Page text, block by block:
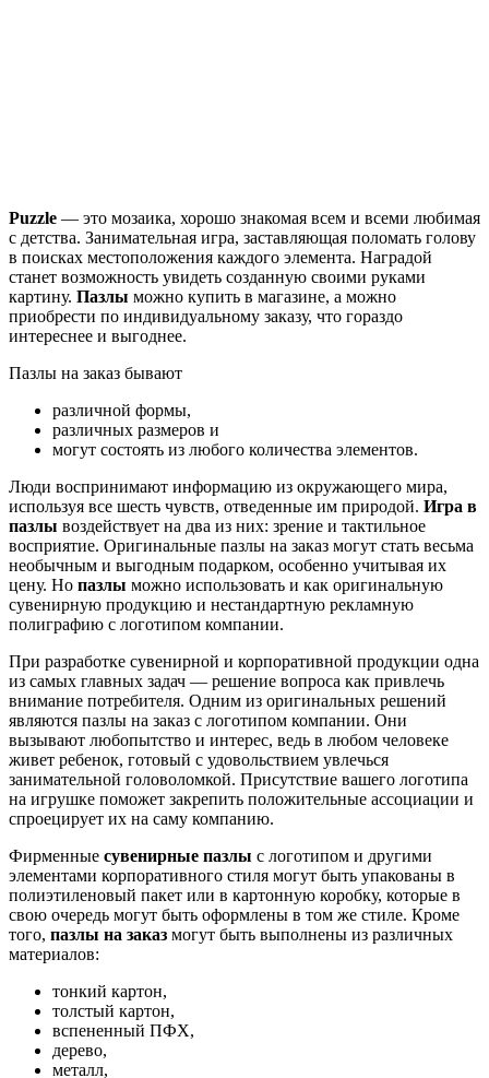
Puzzle — это мозаика, хорошо знакомая всем и всеми любимая
с детства. Занимательная игра, заставляющая поломать голову
в поисках местоположения каждого элемента. Наградой
станет возможность увидеть созданную своими руками
картину. Пазлы можно купить в магазине, а можно
приобрести по индивидуальному заказу, что гораздо
интереснее и выгоднее.
Пазлы на заказ бывают
различной формы,
различных размеров и
могут состоять из любого количества элементов.
Люди воспринимают информацию из окружающего мира,
используя все шесть чувств, отведенные им природой. Игра в
пазлы воздействует на два из них: зрение и тактильное
восприятие. Оригинальные пазлы на заказ могут стать весьма
необычным и выгодным подарком, особенно учитывая их
цену. Но пазлы можно использовать и как оригинальную
сувенирную продукцию и нестандартную рекламную
полиграфию с логотипом компании.
При разработке сувенирной и корпоративной продукции одна
из самых главных задач — решение вопроса как привлечь
внимание потребителя. Одним из оригинальных решений
являются пазлы на заказ с логотипом компании. Они
вызывают любопытство и интерес, ведь в любом человеке
живет ребенок, готовый с удовольствием увлечься
занимательной головоломкой. Присутствие вашего логотипа
на игрушке поможет закрепить положительные ассоциации и
спроецирует их на саму компанию.
Фирменные сувенирные пазлы с логотипом и другими
элементами корпоративного стиля могут быть упакованы в
полиэтиленовый пакет или в картонную коробку, которые в
свою очередь могут быть оформлены в том же стиле. Кроме
того, пазлы на заказ могут быть выполнены из различных
материалов:
тонкий картон,
толстый картон,
вспененный ПФХ,
дерево,
металл,